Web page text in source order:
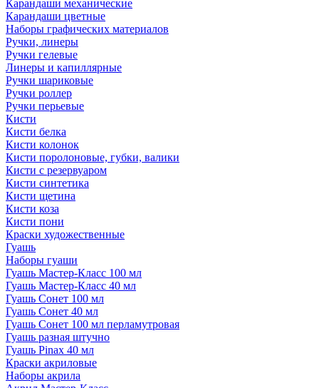
Карандаши механические
Карандаши цветные
Наборы графических материалов
Ручки, линеры
Ручки гелевые
Линеры и капиллярные
Ручки шариковые
Ручки роллер
Ручки перьевые
Кисти
Кисти белка
Кисти колонок
Кисти поролоновые, губки, валики
Кисти с резервуаром
Кисти синтетика
Кисти щетина
Кисти коза
Кисти пони
Краски художественные
Гуашь
Наборы гуаши
Гуашь Мастер-Класс 100 мл
Гуашь Мастер-Класс 40 мл
Гуашь Сонет 100 мл
Гуашь Сонет 40 мл
Гуашь Сонет 100 мл перламутровая
Гуашь разная штучно
Гуашь Pinax 40 мл
Краски акриловые
Наборы акрила